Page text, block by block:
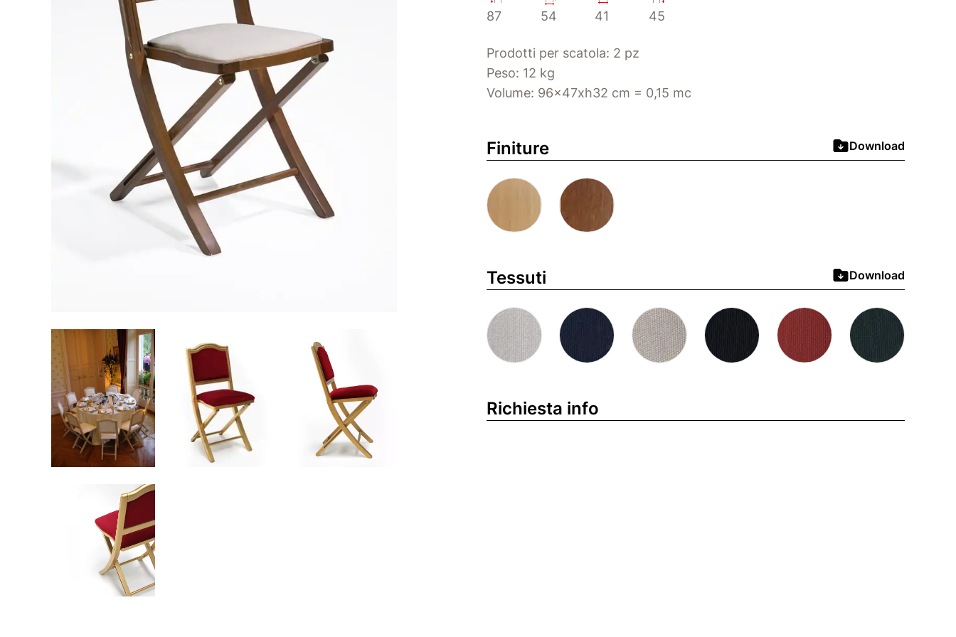
87 54 41 45
Prodotti per scatola: 2 pz
Peso: 12 kg
Volume: 96x47xh32 cm = 0,15 mc
Finiture Download
Tessuti Download
Richiesta info